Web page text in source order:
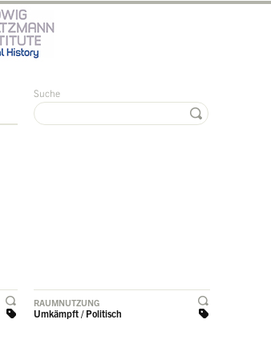
Suche
RAUMNUTZUNG
Umkämpft / Politisch